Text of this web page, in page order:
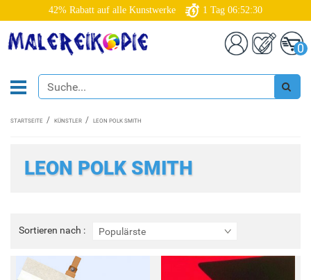
42% Rabatt auf alle Kunstwerke 1 Tag 06:52:29
0
STARTSEITE KÜNSTLER LEON POLK SMITH
LEON POLK SMITH
Sortieren nach : Populärste
Sortieren
nach